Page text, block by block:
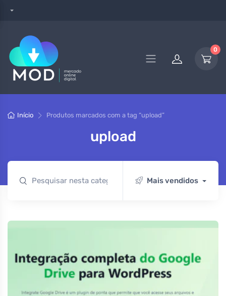
0
Início Produtos marcados com a tag “upload”
upload
Mais vendidos